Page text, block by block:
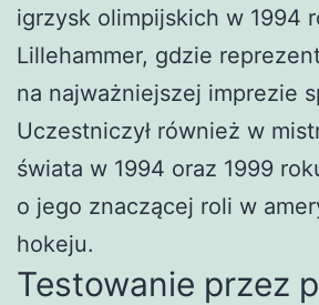
igrzysk olimpijskich w 1994
Lillehammer, gdzie
na najważniejszej imprezie
Uczestniczył również w
świata w 1994 oraz 1999
o jego znaczącej roli w
hokeju.
Testowanie przez